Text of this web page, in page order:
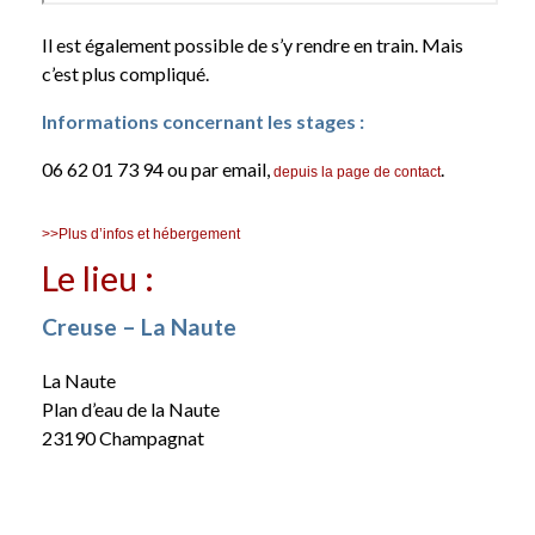
Il est également possible de s’y rendre en train. Mais
c’est plus compliqué.
Informations concernant les stages :
06 62 01 73 94 ou par email, depuis la page de contact.
>>Plus d’infos et hébergement
Le lieu :
Creuse – La Naute
La Naute
Plan d’eau de la Naute
23190 Champagnat